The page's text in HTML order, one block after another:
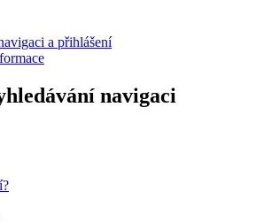
a přihlášení
navigaci